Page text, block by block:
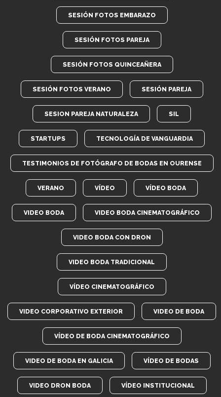
SESIÓN FOTOS EMBARAZO
SESIÓN FOTOS PAREJA
SESIÓN FOTOS QUINCEAÑERA
SESIÓN FOTOS VERANO SESIÓN PAREJA
SESION PAREJA NATURALEZA SIL
STARTUPS TECNOLOGÍA DE VANGUARDIA
TESTIMONIOS DE FOTÓGRAFO DE BODAS EN OURENSE
VERANO VÍDEO VÍDEO BODA
VIDEO BODA VIDEO BODA CINEMATOGRÁFICO
VIDEO BODA CON DRON
VIDEO BODA TRADICIONAL
VÍDEO CINEMATOGRÁFICO
VIDEO CORPORATIVO EXTERIOR VIDEO DE BODA
VÍDEO DE BODA CINEMATOGRÁFICO
VIDEO DE BODA EN GALICIA VÍDEO DE BODAS
VIDEO DRON BODA VÍDEO INSTITUCIONAL